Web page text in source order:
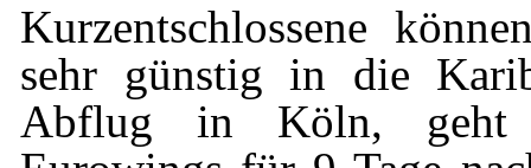
Kurzentschlossene
sehr günstig in die
Abflug in Köln,